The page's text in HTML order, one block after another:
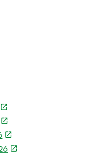
(externe
(externe
(externe
link)(externe